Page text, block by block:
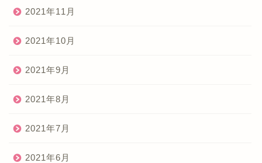
2021年11月
2021年10月
2021年9月
2021年8月
2021年7月
2021年6月